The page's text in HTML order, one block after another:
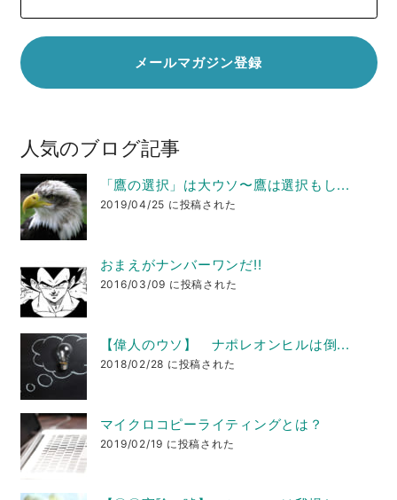
人気のブログ記事
「鷹の選択」は大ウソ〜鷹は選択もし...
2019/04/25 に投稿された
おまえがナンバーワンだ!!
2016/03/09 に投稿された
【偉人のウソ】 ナポレオンヒルは倒...
2018/02/28 に投稿された
マイクロコピーライティングとは？
2019/02/19 に投稿された